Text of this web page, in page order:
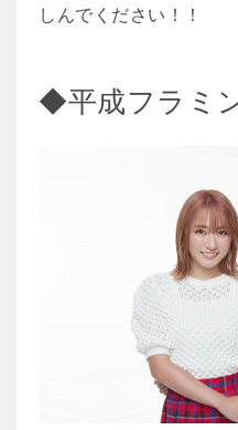
しんでください！！
◆平成フラミ